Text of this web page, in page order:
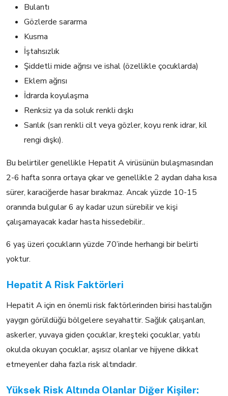
Bulantı
Gözlerde sararma
Kusma
İştahsızlık
Şiddetli mide ağrısı ve ishal (özellikle çocuklarda)
Eklem ağrısı
İdrarda koyulaşma
Renksiz ya da soluk renkli dışkı
Sarılık (sarı renkli cilt veya gözler, koyu renk idrar, kil
rengi dışkı).
Bu belirtiler genellikle Hepatit A virüsünün bulaşmasından
2-6 hafta sonra ortaya çıkar ve genellikle 2 aydan daha kısa
sürer, karaciğerde hasar bırakmaz. Ancak yüzde 10-15
oranında bulgular 6 ay kadar uzun sürebilir ve kişi
çalışamayacak kadar hasta hissedebilir..
6 yaş üzeri çocukların yüzde 70’inde herhangi bir belirti
yoktur.
Hepatit A Risk Faktörleri
Hepatit A için en önemli risk faktörlerinden birisi hastalığın
yaygın görüldüğü bölgelere seyahattir. Sağlık çalışanları,
askerler, yuvaya giden çocuklar, kreşteki çocuklar, yatılı
okulda okuyan çocuklar, aşısız olanlar ve hijyene dikkat
etmeyenler daha fazla risk altındadır.
Yüksek Risk Altında Olanlar Diğer Kişiler: